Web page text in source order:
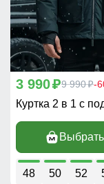
3 990p9 990p-
48 50 52